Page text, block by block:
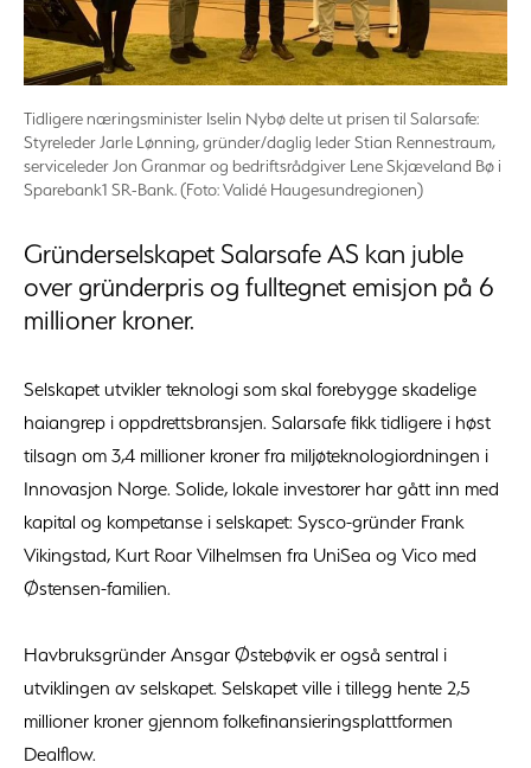
Tidligere næringsminister Iselin Nybø delte ut prisen til Salarsafe:
Styreleder Jarle Lønning, gründer/daglig leder Stian Rennestraum,
serviceleder Jon Granmar og bedriftsrådgiver Lene Skjæveland Bø i
Sparebank1 SR-Bank. (Foto: Validé Haugesundregionen)
Gründerselskapet Salarsafe AS kan juble
over gründerpris og fulltegnet emisjon på 6
millioner kroner.
Selskapet utvikler teknologi som skal forebygge skadelige
haiangrep i oppdrettsbransjen. Salarsafe fikk tidligere i høst
tilsagn om 3,4 millioner kroner fra miljøteknologiordningen i
Innovasjon Norge. Solide, lokale investorer har gått inn med
kapital og kompetanse i selskapet: Sysco-gründer Frank
Vikingstad, Kurt Roar Vilhelmsen fra UniSea og Vico med
Østensen-familien.
Havbruksgründer Ansgar Østebøvik er også sentral i
utviklingen av selskapet. Selskapet ville i tillegg hente 2,5
millioner kroner gjennom folkefinansieringsplattformen
Dealflow.